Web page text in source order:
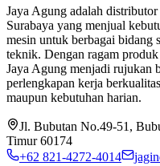
Jaya Agung adalah
Surabaya yang menjual
mesin untuk berbagai bidang
teknik. Dengan ragam
Jaya Agung menjadi rujukan
perlengkapan kerja
maupun kebutuhan harian.
Jl. Bubutan No.49-51,
Timur 60174
+62 821-4272-4014